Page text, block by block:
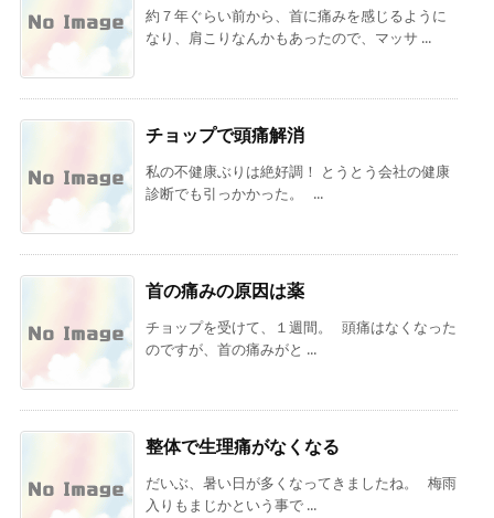
約７年ぐらい前から、首に痛みを感じるように
なり、肩こりなんかもあったので、マッサ ...
チョップで頭痛解消
私の不健康ぶりは絶好調！ とうとう会社の健康
診断でも引っかかった。 ...
首の痛みの原因は薬
チョップを受けて、１週間。 頭痛はなくなった
のですが、首の痛みがと ...
整体で生理痛がなくなる
だいぶ、暑い日が多くなってきましたね。 梅雨
入りもまじかという事で ...